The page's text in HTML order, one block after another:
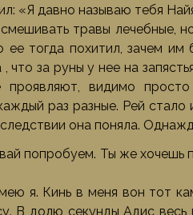
«Я давно называю тебя
травы лечебные,
ее тогда похитил, зачем
что за руны у нее на
видимо
раз разные. Рей
она поняла.
попробуем. Ты же хочешь
я. Кинь в меня вон тот
В долю секунды Адис